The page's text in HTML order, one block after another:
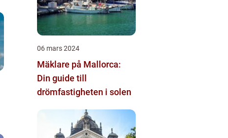
06 mars 2024
Mäklare på Mallorca:
Din guide till
drömfastigheten i solen